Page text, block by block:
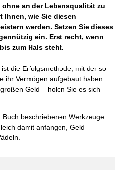
an der Lebensqualität zu
Ihnen, wie Sie diesen
werden. Setzen Sie dieses
ein. Erst recht, wenn
zum Hals steht.
die Erfolgsmethode, mit der so
ihr Vermögen aufgebaut haben.
Geld – holen Sie es sich
beschriebenen Werkzeuge.
damit anfangen, Geld